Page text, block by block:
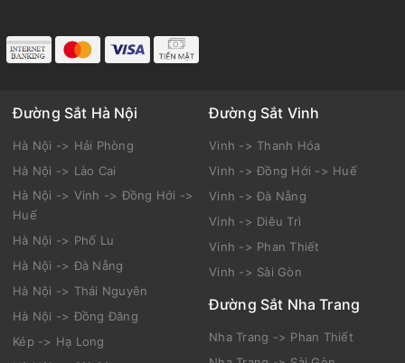
Đường Sắt Hà Nội
Hà Nội -> Hải Phòng
Hà Nội -> Lào Cai
Hà Nội -> Vinh -> Đồng Hới ->
Huế
Hà Nội -> Phố Lu
Hà Nội -> Đà Nẵng
Hà Nội -> Thái Nguyên
Hà Nội -> Đồng Đăng
Kép -> Hạ Long
Đường Sắt Vinh
Vinh -> Thanh Hóa
Vinh -> Đồng Hới -> Huế
Vinh -> Đà Nẵng
Vinh -> Diêu Trì
Vinh -> Phan Thiết
Vinh -> Sài Gòn
Đường Sắt Nha Trang
Nha Trang -> Phan Thiết